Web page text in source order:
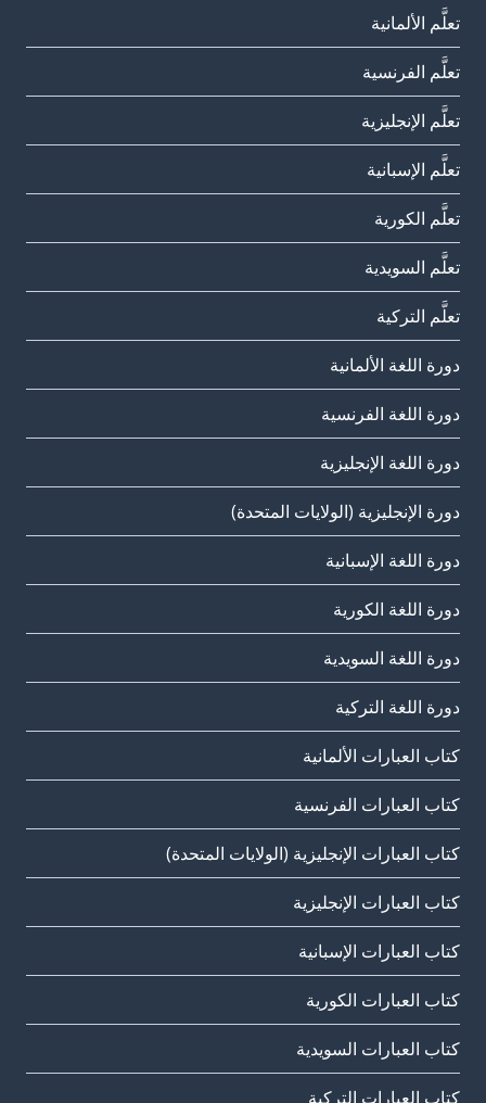
تعلَّم الألمانية
تعلَّم الفرنسية
تعلَّم الإنجليزية
تعلَّم الإسبانية
تعلَّم الكورية
تعلَّم السويدية
تعلَّم التركية
دورة اللغة الألمانية
دورة اللغة الفرنسية
دورة اللغة الإنجليزية
دورة الإنجليزية (الولايات المتحدة)
دورة اللغة الإسبانية
دورة اللغة الكورية
دورة اللغة السويدية
دورة اللغة التركية
كتاب العبارات الألمانية
كتاب العبارات الفرنسية
كتاب العبارات الإنجليزية (الولايات المتحدة)
كتاب العبارات الإنجليزية
كتاب العبارات الإسبانية
كتاب العبارات الكورية
كتاب العبارات السويدية
كتاب العبارات التركية